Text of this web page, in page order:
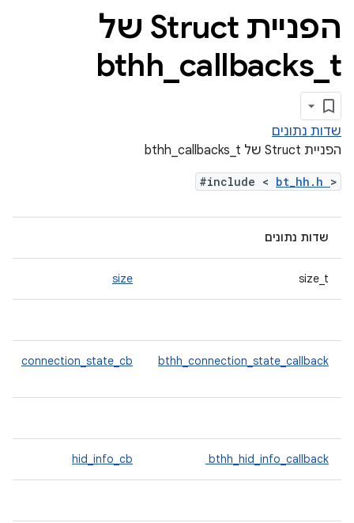
הפניית Struct של
bthh callbacks t
שדות נתונים
הפניית Struct של bthh_callbacks_t
#include < bt_hh.h >
שדות נתונים
size_t
size
bthh_connection_state_callback
connection_state_cb
bthh_hid_info_callback
hid_info_cb